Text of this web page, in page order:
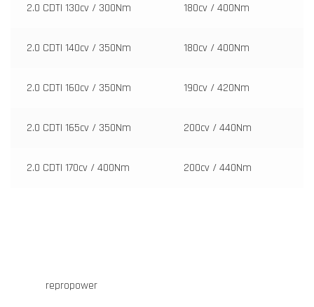
2.0 CDTI 130cv / 300Nm 180cv / 400Nm
2.0 CDTI 140cv / 350Nm 180cv / 400Nm
2.0 CDTI 160cv / 350Nm 190cv / 420Nm
2.0 CDTI 165cv / 350Nm 200cv / 440Nm
2.0 CDTI 170cv / 400Nm 200cv / 440Nm
repropower